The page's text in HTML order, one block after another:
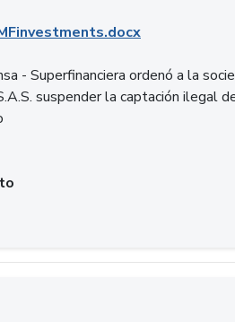
- Superfinanciera ordenó a la
suspender la captación ilegal